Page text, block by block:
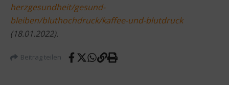
herzgesundheit/gesund-
bleiben/bluthochdruck/kaffee-und-blutdruck
(18.01.2022).
Beitrag teilen